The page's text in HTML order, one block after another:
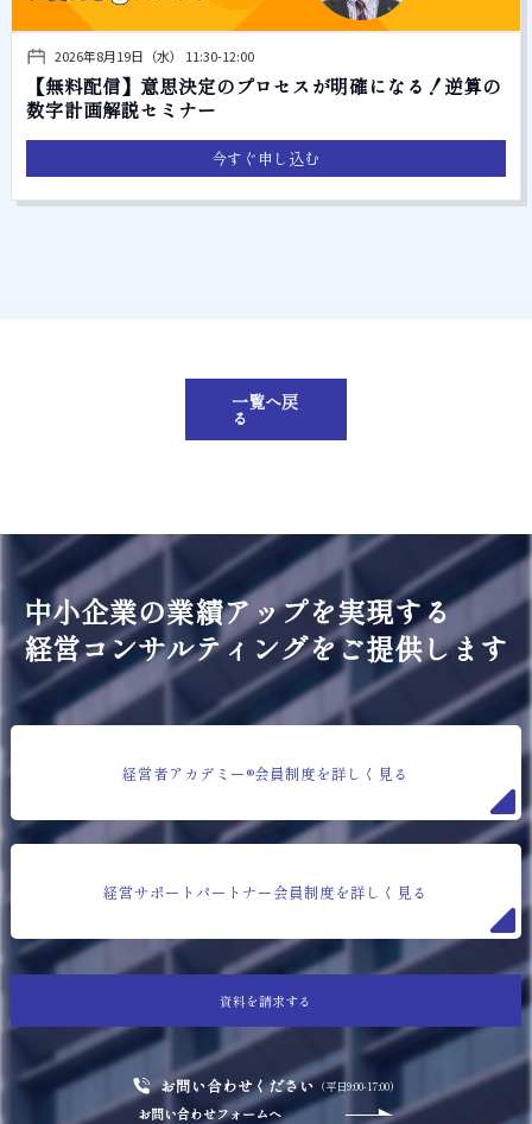
2026年8月19日（水） 11:30-12:00
【無料配信】意思決定のプロセスが明確になる！逆算の
数字計画解説セミナー
今すぐ申し込む
一覧へ戻
る
中小企業の業績アップを実現する
経営コンサルティングをご提供します
資料を請求する
お問い合わせください （平日9:00-17:00）
お問い合わせフォームへ
経営者アカデミー®会員制度を詳しく見る
経営サポートパートナー会員制度を詳しく見る